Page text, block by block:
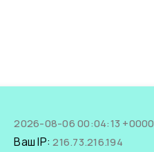
2026-08-06 00:04:13 +0000
Ваш IP:216.73.216.194